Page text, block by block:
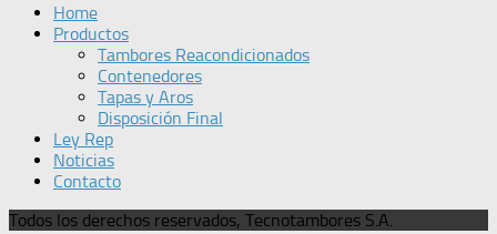
Home
Productos
Tambores Reacondicionados
Contenedores
Tapas y Aros
Disposición Final
Ley Rep
Noticias
Contacto
Todos los derechos reservados, Tecnotambores S.A.